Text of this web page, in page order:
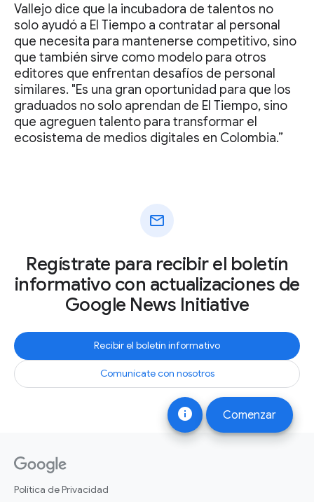
info Comenzar
Vallejo dice que la incubadora de talentos no
solo ayudó a El Tiempo a contratar al personal
que necesita para mantenerse competitivo, sino
que también sirve como modelo para otros
editores que enfrentan desafíos de personal
similares. "Es una gran oportunidad para que los
graduados no solo aprendan de El Tiempo, sino
que agreguen talento para transformar el
ecosistema de medios digitales en Colombia.”
mail
Regístrate para recibir el boletín
informativo con actualizaciones de
Google News Initiative
Recibir el boletín informativo
Comunícate con nosotros
Política de Privacidad